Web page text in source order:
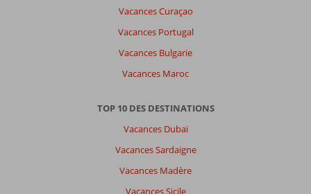
Vacances Curaçao
Vacances Portugal
Vacances Bulgarie
Vacances Maroc
TOP 10 DES DESTINATIONS
Vacances Dubaï
Vacances Sardaigne
Vacances Madère
Vacances Sicile